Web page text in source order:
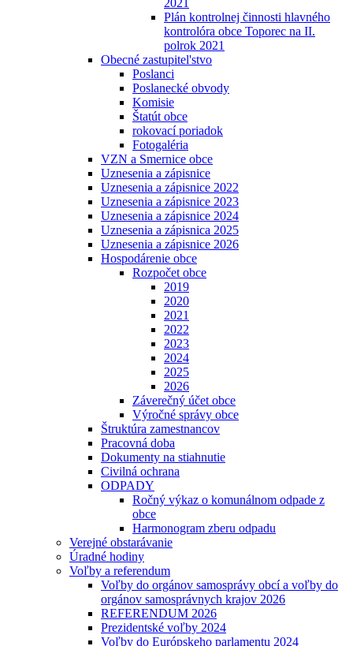
2021
Plán kontrolnej činnosti hlavného
kontrolóra obce Toporec na II.
polrok 2021
Obecné zastupitel'stvo
Poslanci
Poslanecké obvody
Komisie
Štatút obce
rokovací poriadok
Fotogaléria
VZN a Smernice obce
Uznesenia a zápisnice
Uznesenia a zápisnice 2022
Uznesenia a zápisnice 2023
Uznesenia a zápisnice 2024
Uznesenia a zápisnica 2025
Uznesenia a zápisnice 2026
Hospodárenie obce
Rozpočet obce
2019
2020
2021
2022
2023
2024
2025
2026
Záverečný účet obce
Výročné správy obce
Štruktúra zamestnancov
Pracovná doba
Dokumenty na stiahnutie
Civilná ochrana
ODPADY
Ročný výkaz o komunálnom odpade z
obce
Harmonogram zberu odpadu
Verejné obstarávanie
Úradné hodiny
Voľby a referendum
Voľby do orgánov samosprávy obcí a voľby do
orgánov samosprávnych krajov 2026
REFERENDUM 2026
Prezidentské voľby 2024
Voľby do Európskeho parlamentu 2024